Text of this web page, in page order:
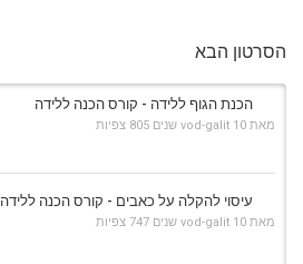
הסרטון הבא
הכנת הגוף ללידה - קורס הכנה ללידה
מאת vod-galit 10 שנים 805 צפיות
עיסוי להקלה על כאבים - קורס הכנה ללידה
מאת vod-galit 10 שנים 747 צפיות